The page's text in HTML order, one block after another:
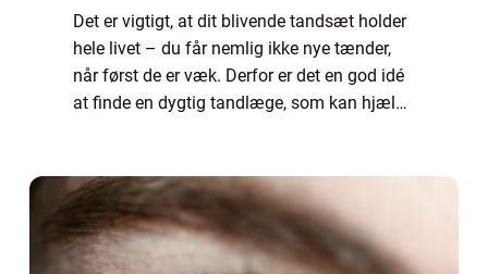
Det er vigtigt, at dit blivende tandsæt holder
hele livet – du får nemlig ikke nye tænder,
når først de er væk. Derfor er det en god idé
at finde en dygtig tandlæge, som kan hjælpe